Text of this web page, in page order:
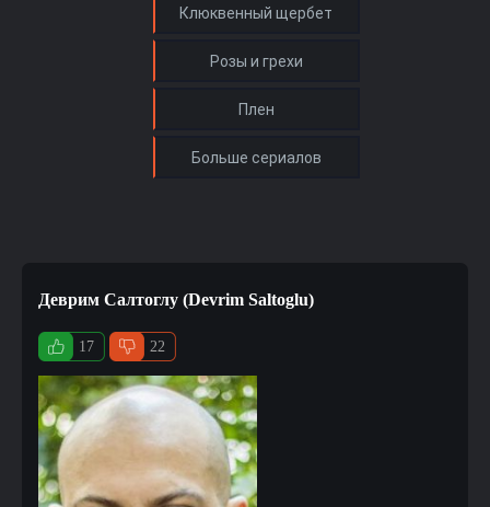
Деврим Салтоглу (Devrim Saltoglu)
17 22